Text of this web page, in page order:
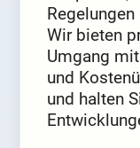
Wir bieten
Umgang
und
und halten